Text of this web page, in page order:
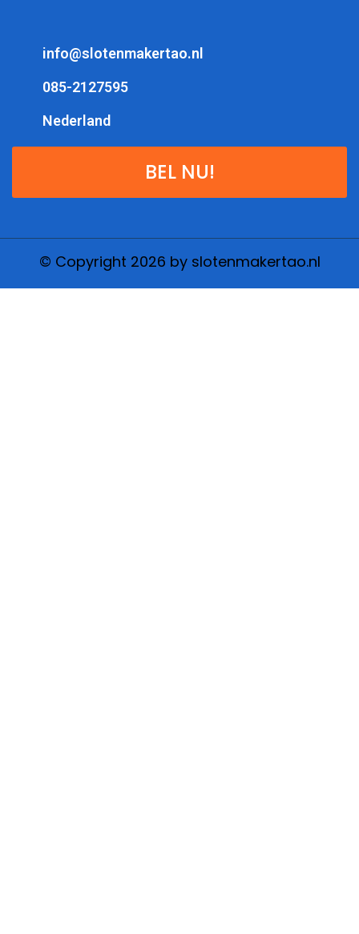
info@slotenmakertao.nl
085-2127595
Nederland
BEL NU!
© Copyright 2026 by slotenmakertao.nl